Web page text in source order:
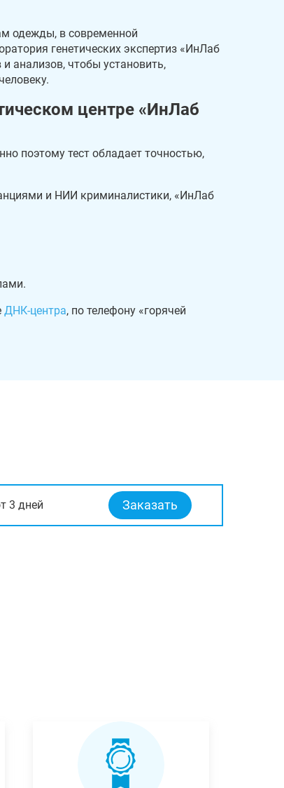
одежды, в современной
генетических экспертиз «ИнЛаб
анализов, чтобы установить,
центре «ИнЛаб
поэтому тест обладает точностью,
и НИИ криминалистики, «ИнЛаб
ДНК-центра, по телефону «горячей
3 дней Заказать